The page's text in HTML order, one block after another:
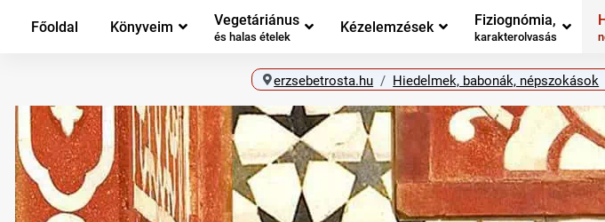
Főoldal Könyveim Vegetáriánus
és halas ételek
Kézelemzések Fiziognómia,
karakterolvasás
erzsebetrosta.hu Hiedelmek, babonák, népszokások